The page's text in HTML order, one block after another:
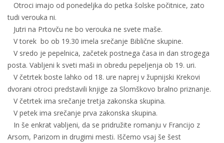
Otroci imajo od ponedeljka do petka šolske počitnice, zato
tudi verouka ni.
Jutri na Prtovču ne bo verouka ne svete maše.
V torek bo ob 19.30 imela srečanje Biblične skupine.
V sredo je pepelnica, začetek postnega časa in dan strogega
posta. Vabljeni k sveti maši in obredu pepeljenja ob 19. uri.
V četrtek boste lahko od 18. ure naprej v župnijski Krekovi
dvorani otroci predstavili knjige za Slomškovo bralno priznanje.
V četrtek ima srečanje tretja zakonska skupina.
V petek ima srečanje prva zakonska skupina.
In še enkrat vabljeni, da se pridružite romanju v Francijo z
Arsom, Parizom in drugimi mesti. Iščemo vsaj še šest